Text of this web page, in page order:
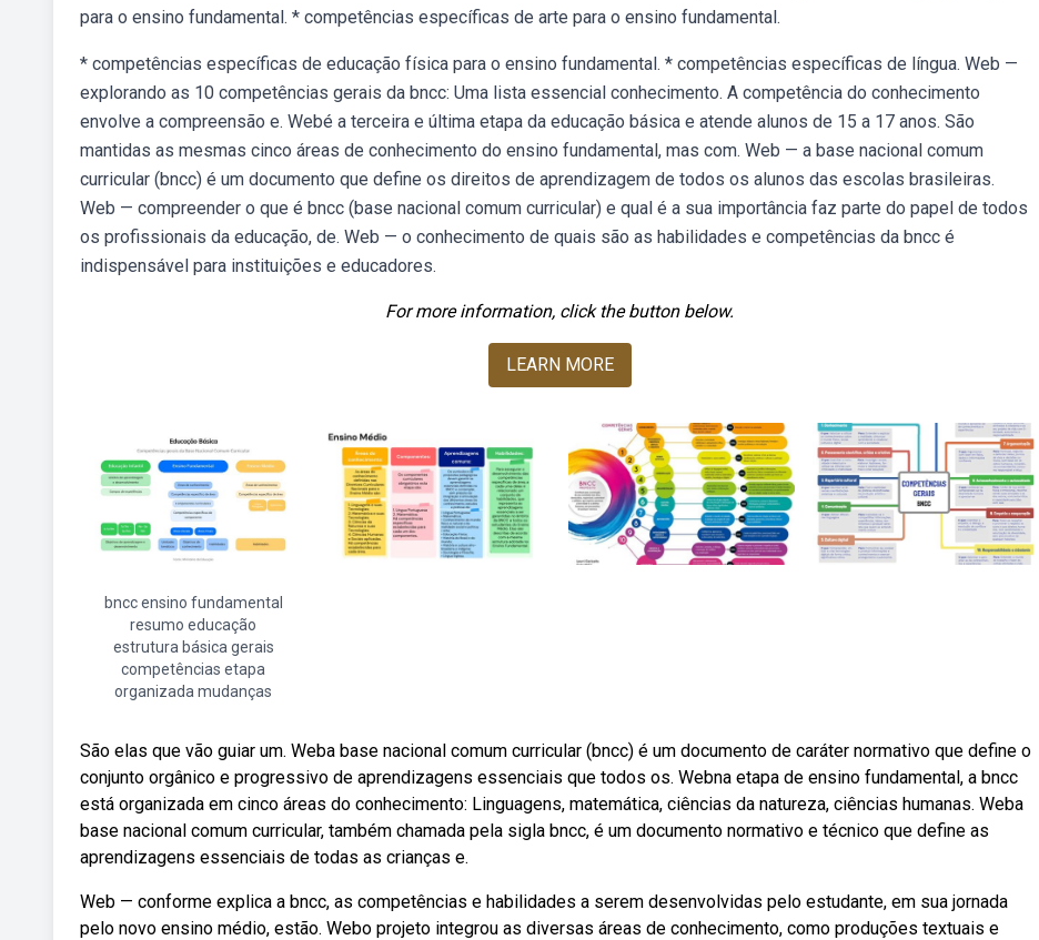
para o ensino fundamental. * competências específicas de arte para o ensino fundamental.
* competências específicas de educação física para o ensino fundamental. * competências específicas de língua. Web —
explorando as 10 competências gerais da bncc: Uma lista essencial conhecimento. A competência do conhecimento
envolve a compreensão e. Webé a terceira e última etapa da educação básica e atende alunos de 15 a 17 anos. São
mantidas as mesmas cinco áreas de conhecimento do ensino fundamental, mas com. Web — a base nacional comum
curricular (bncc) é um documento que define os direitos de aprendizagem de todos os alunos das escolas brasileiras.
Web — compreender o que é bncc (base nacional comum curricular) e qual é a sua importância faz parte do papel de todos
os profissionais da educação, de. Web — o conhecimento de quais são as habilidades e competências da bncc é
indispensável para instituições e educadores.
For more information, click the button below.
LEARN MORE
bncc ensino fundamental
resumo educação
estrutura básica gerais
competências etapa
organizada mudanças
São elas que vão guiar um. Weba base nacional comum curricular (bncc) é um documento de caráter normativo que define o
conjunto orgânico e progressivo de aprendizagens essenciais que todos os. Webna etapa de ensino fundamental, a bncc
está organizada em cinco áreas do conhecimento: Linguagens, matemática, ciências da natureza, ciências humanas. Weba
base nacional comum curricular, também chamada pela sigla bncc, é um documento normativo e técnico que define as
aprendizagens essenciais de todas as crianças e.
Web — conforme explica a bncc, as competências e habilidades a serem desenvolvidas pelo estudante, em sua jornada
pelo novo ensino médio, estão. Webo projeto integrou as diversas áreas de conhecimento, como produções textuais e